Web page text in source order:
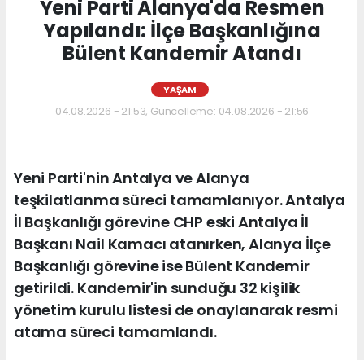
Yeni Parti Alanya'da Resmen
Yapılandı: İlçe Başkanlığına
Bülent Kandemir Atandı
YAŞAM
04.08.2026 - 21:53, Güncelleme: 04.08.2026 - 21:56
Yeni Parti'nin Antalya ve Alanya
teşkilatlanma süreci tamamlanıyor. Antalya
İl Başkanlığı görevine CHP eski Antalya İl
Başkanı Nail Kamacı atanırken, Alanya İlçe
Başkanlığı görevine ise Bülent Kandemir
getirildi. Kandemir'in sunduğu 32 kişilik
yönetim kurulu listesi de onaylanarak resmi
atama süreci tamamlandı.